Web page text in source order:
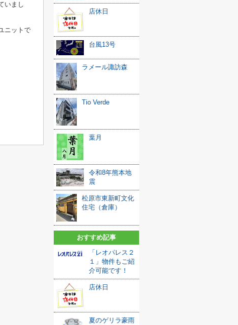
いまし
ニットで
店休日
台風13号
ラメール諏訪森
Tio Verde
葉月
令和8年熊本地
震
松原市東新町文化
住宅（倉庫）
おすすめ記事
「レオパレス２
１」物件もご紹
介可能です！
店休日
夏のゲリラ豪雨